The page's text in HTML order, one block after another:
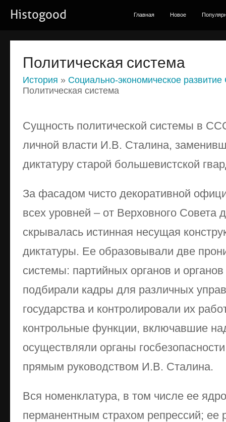
Histogood Главная Новое
Политическая система
История » Социально-экономическое
Политическая система
Сущность политической системы в
личной власти И.В. Сталина,
диктатуру старой большевистской
За фасадом чисто декоративной
всех уровней – от Верховного Совета
скрывалась истинная несущая
диктатуры. Ее образовывали две
системы: партийных органов и
подбирали кадры для различных
государства и контролировали их
контрольные функции, включавшие
осуществляли органы
прямым руководством И.В. Сталина.
Вся номенклатура, в том числе ее
перманентным страхом репрессий; ее